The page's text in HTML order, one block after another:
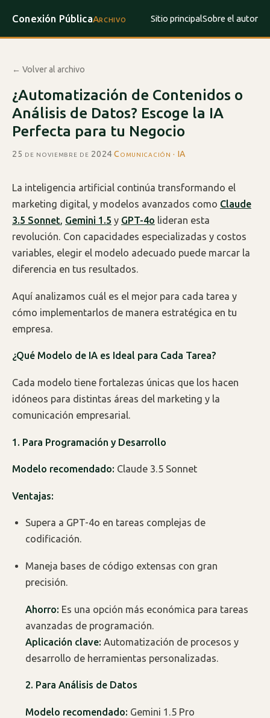
Conexión PúblicaArchivo Sitio principalSobre el autor
← Volver al archivo
¿Automatización de Contenidos o
Análisis de Datos? Escoge la IA
Perfecta para tu Negocio
25 de noviembre de 2024·Comunicación · IA
La inteligencia artificial continúa transformando el
marketing digital, y modelos avanzados como Claude
3.5 Sonnet, Gemini 1.5 y GPT-4o lideran esta
revolución. Con capacidades especializadas y costos
variables, elegir el modelo adecuado puede marcar la
diferencia en tus resultados.
Aquí analizamos cuál es el mejor para cada tarea y
cómo implementarlos de manera estratégica en tu
empresa.
¿Qué Modelo de IA es Ideal para Cada Tarea?
Cada modelo tiene fortalezas únicas que los hacen
idóneos para distintas áreas del marketing y la
comunicación empresarial.
1. Para Programación y Desarrollo
Modelo recomendado: Claude 3.5 Sonnet
Ventajas:
Supera a GPT-4o en tareas complejas de
codificación.
Maneja bases de código extensas con gran
precisión.
Ahorro: Es una opción más económica para tareas
avanzadas de programación.
Aplicación clave: Automatización de procesos y
desarrollo de herramientas personalizadas.
2. Para Análisis de Datos
Modelo recomendado: Gemini 1.5 Pro